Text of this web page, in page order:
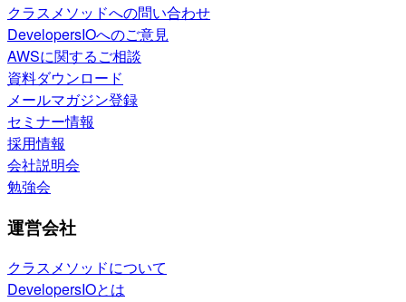
クラスメソッドへの問い合わせ
DevelopersIOへのご意見
AWSに関するご相談
資料ダウンロード
メールマガジン登録
セミナー情報
採用情報
会社説明会
勉強会
運営会社
クラスメソッドについて
DevelopersIOとは